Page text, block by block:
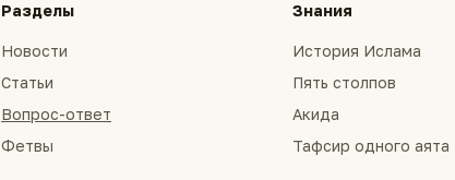
Разделы
Новости
Статьи
Вопрос-ответ
Фетвы
Знания
История Ислама
Пять столпов
Акида
Тафсир одного аята